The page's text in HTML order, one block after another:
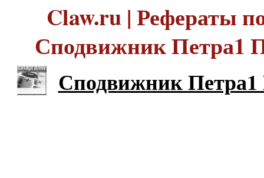
Claw.ru | Рефераты
Сподвижник Петра1
Сподвижник